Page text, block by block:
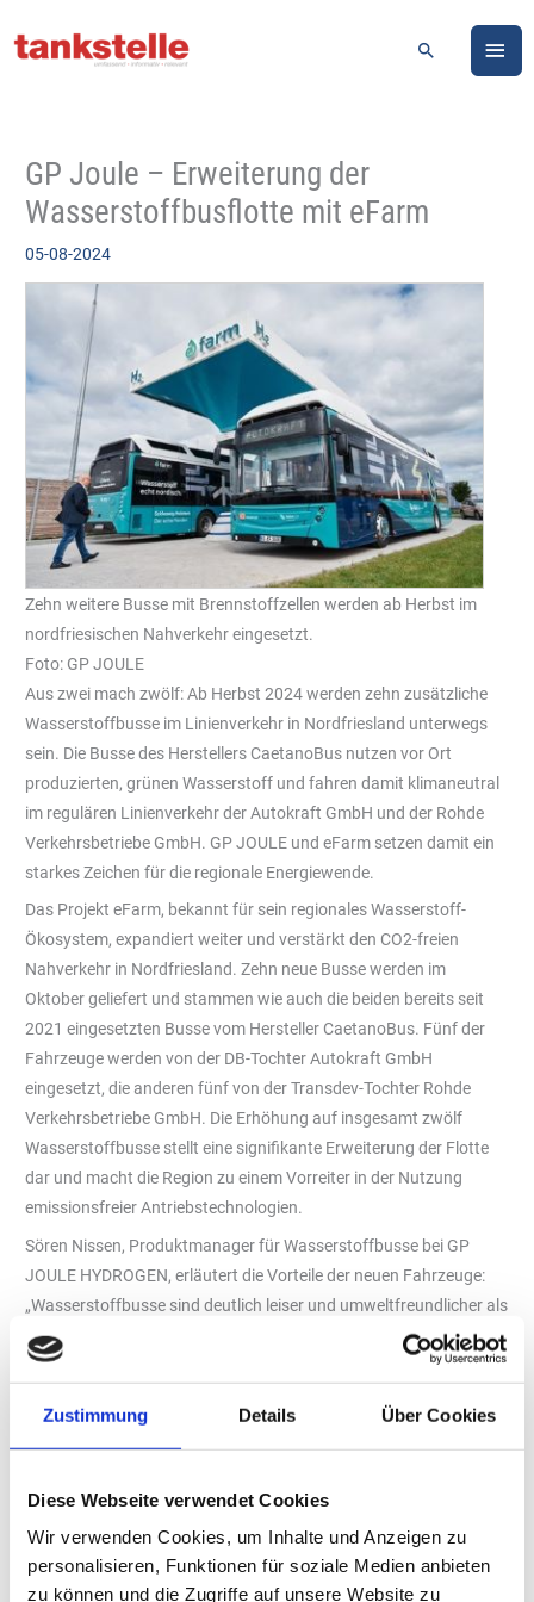
Zustimmung Details Über Cookies
Diese Webseite verwendet Cookies
Wir verwenden Cookies, um Inhalte und Anzeigen zu
personalisieren, Funktionen für soziale Medien anbieten
zu können und die Zugriffe auf unsere Website zu
Inhalt
Suchen
GP Joule – Erweiterung der
Wasserstoffbusflotte mit eFarm
05-08-2024
Zehn weitere Busse mit Brennstoffzellen werden ab Herbst im
nordfriesischen Nahverkehr eingesetzt.
Foto: GP JOULE
Aus zwei mach zwölf: Ab Herbst 2024 werden zehn zusätzliche
Wasserstoffbusse im Linienverkehr in Nordfriesland unterwegs
sein. Die Busse des Herstellers CaetanoBus nutzen vor Ort
produzierten, grünen Wasserstoff und fahren damit klimaneutral
im regulären Linienverkehr der Autokraft GmbH und der Rohde
Verkehrsbetriebe GmbH. GP JOULE und eFarm setzen damit ein
starkes Zeichen für die regionale Energiewende.
Das Projekt eFarm, bekannt für sein regionales Wasserstoff-
Ökosystem, expandiert weiter und verstärkt den CO2-freien
Nahverkehr in Nordfriesland. Zehn neue Busse werden im
Oktober geliefert und stammen wie auch die beiden bereits seit
2021 eingesetzten Busse vom Hersteller CaetanoBus. Fünf der
Fahrzeuge werden von der DB-Tochter Autokraft GmbH
eingesetzt, die anderen fünf von der Transdev-Tochter Rohde
Verkehrsbetriebe GmbH. Die Erhöhung auf insgesamt zwölf
Wasserstoffbusse stellt eine signifikante Erweiterung der Flotte
dar und macht die Region zu einem Vorreiter in der Nutzung
emissionsfreier Antriebstechnologien.
Sören Nissen, Produktmanager für Wasserstoffbusse bei GP
JOULE HYDROGEN, erläutert die Vorteile der neuen Fahrzeuge:
„Wasserstoffbusse sind deutlich leiser und umweltfreundlicher als
Busse mit Verbrennungsmotoren. Sie erzeugen keinerlei
Schadstoffe – lediglich Wasserdampf entweicht aus dem
Diese Erweiterung leistet einen wichtigen Beitrag zur nachhaltigen
Mobilität und zum Gemeinwohl in der Region.“
Starker Einsatz für die Region
Umsetzung der Antriebswende in Schleswig Holstein. Wir freuen
uns, dass nach dem Pilotprojekt bei Autokraft weitere